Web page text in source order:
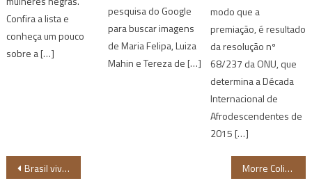
Confira a lista e
conheça um pouco
sobre a […]
pesquisa do Google
para buscar imagens
de Maria Felipa, Luiza
Mahin e Tereza de […]
modo que a
premiação, é resultado
da resolução nº
68/237 da ONU, que
determina a Década
Internacional de
Afrodescendentes de
2015 […]
Navegação
Brasil vive nova epidemia de fome Morre Colin Powell, primeiro secretário de estado negro dos EUA